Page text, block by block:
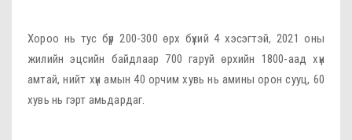
Хороо нь тус бүр 200-300 өрх бүхий 4 хэсэгтэй, 2021 оны
жилийн эцсийн байдлаар 700 гаруй өрхийн 1800-аад хүн
амтай, нийт хүн амын 40 орчим хувь нь амины орон сууц, 60
хувь нь гэрт амьдардаг.